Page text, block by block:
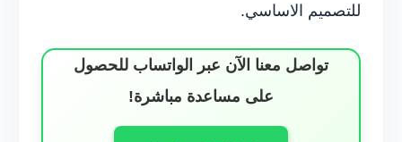
للتصميم الاساسي.
تواصل معنا الآن عبر الواتساب للحصول
على مساعدة مباشرة!